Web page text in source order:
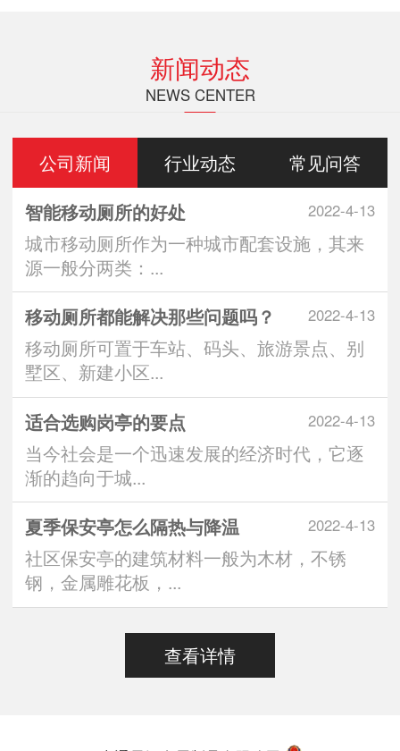
新闻动态
NEWS CENTER
公司新闻 行业动态 常见问答
2022-4-13
智能移动厕所的好处
城市移动厕所作为一种城市配套设施，其来
源一般分两类：...
2022-4-13
移动厕所都能解决那些问题吗？
移动厕所可置于车站、码头、旅游景点、别
墅区、新建小区...
2022-4-13
适合选购岗亭的要点
当今社会是一个迅速发展的经济时代，它逐
渐的趋向于城...
2022-4-13
夏季保安亭怎么隔热与降温
社区保安亭的建筑材料一般为木材，不锈
钢，金属雕花板，...
查看详情